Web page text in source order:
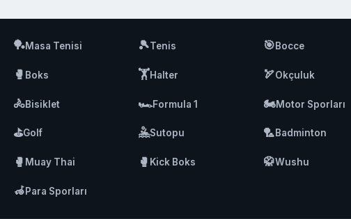
🏓Masa Tenisi 🎾Tenis 🎯Bocce
🥊 Boks 🏋️Halter 🏹Okçuluk
🚴Bisiklet 🏎️Formula 1 🏍️Motor Sporları
⛳Golf 🤽Sutopu 🏸Badminton
🥊 Muay Thai 🥊 Kick Boks 🥋Wushu
🦽Para Sporları